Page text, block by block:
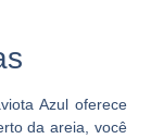
Azul oferece
da areia, você